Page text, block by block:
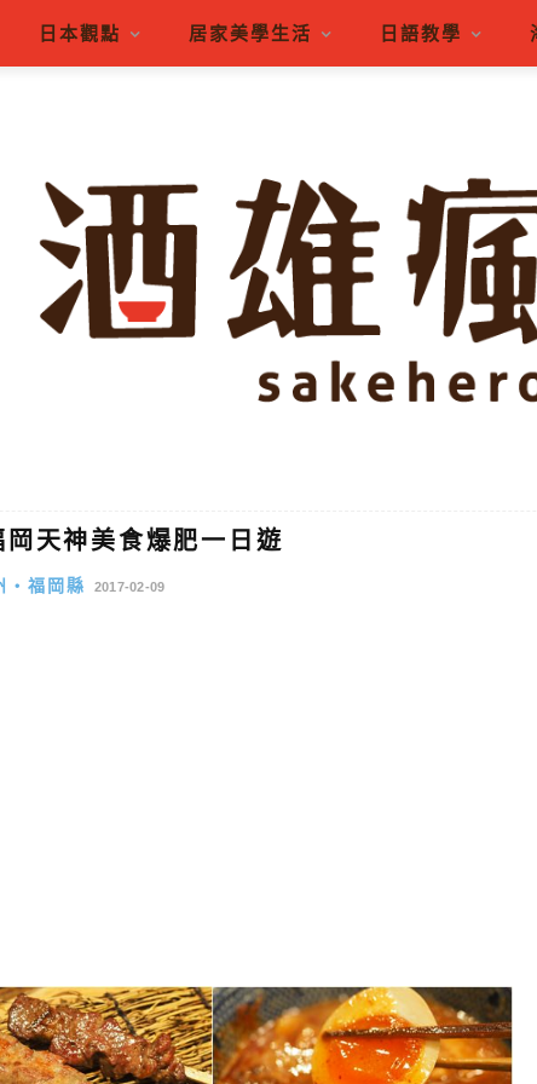
日本觀點 居家美學生活 日語教學
天神美食爆肥一日遊
・福岡縣 2017-02-09